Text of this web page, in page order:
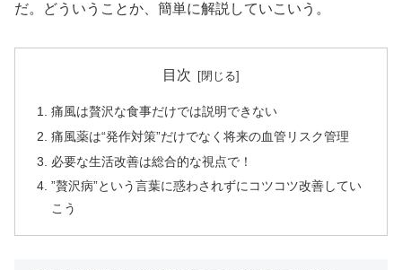
だ。どういうことか、簡単に解説していこいう。
目次
痛風は贅沢な食事だけでは説明できない
痛風薬は“発作対策”だけでなく将来の血管リスク管理
必要な生活改善は総合的な視点で！
”贅沢病”という言葉に惑わされずにコツコツ改善してい
こう